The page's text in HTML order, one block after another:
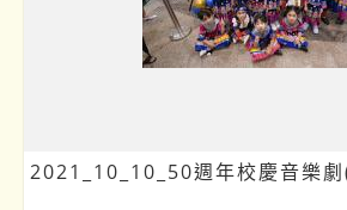
2021_10_10_50週年校慶音樂